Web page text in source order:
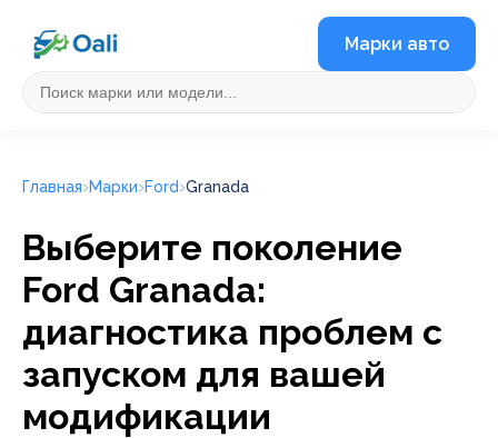
Марки авто
Главная Марки Ford Granada
Выберите поколение
Ford Granada:
диагностика проблем с
запуском для вашей
модификации